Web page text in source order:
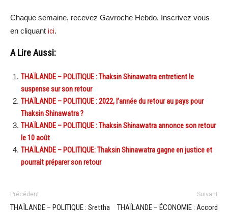
Chaque semaine, recevez Gavroche Hebdo. Inscrivez vous
en cliquant ici.
A Lire Aussi:
THAÏLANDE – POLITIQUE : Thaksin Shinawatra entretient le
suspense sur son retour
THAÏLANDE – POLITIQUE : 2022, l’année du retour au pays pour
Thaksin Shinawatra ?
THAÏLANDE – POLITIQUE : Thaksin Shinawatra annonce son retour
le 10 août
THAÏLANDE – POLITIQUE: Thaksin Shinawatra gagne en justice et
pourrait préparer son retour
Précédent
THAÏLANDE – POLITIQUE : Srettha
Suivant
THAÏLANDE – ÉCONOMIE : Accord